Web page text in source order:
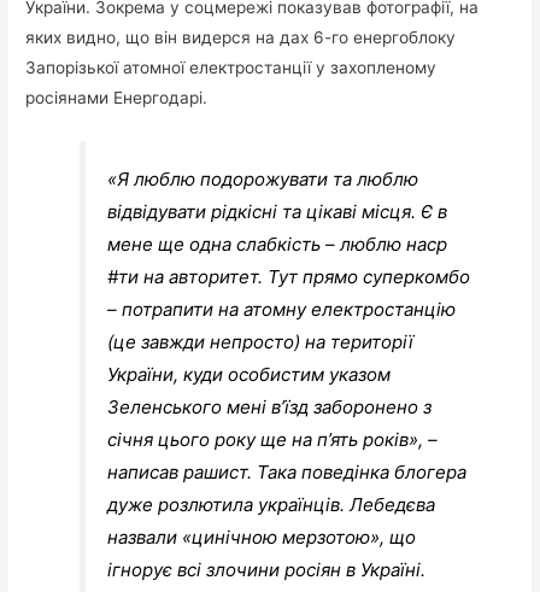
України. Зокрема у соцмережі показував фотографії, на
яких видно, що він видерся на дах 6-го енергоблоку
Запорізької атомної електростанції у захопленому
росіянами Енергодарі.
«Я люблю подорожувати та люблю
відвідувати рідкісні та цікаві місця. Є в
мене ще одна слабкість – люблю наср
#ти на авторитет. Тут прямо суперкомбо
– потрапити на атомну електростанцію
(це завжди непросто) на території
України, куди особистим указом
Зеленського мені в’їзд заборонено з
січня цього року ще на п’ять років», –
написав рашист. Така поведінка блогера
дуже розлютила українців. Лебедєва
назвали «цинічною мерзотою», що
ігнорує всі злочини росіян в Україні.